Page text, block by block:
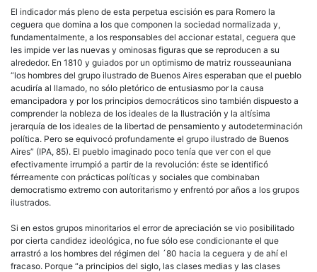
El indicador más pleno de esta perpetua escisión es para Romero la
ceguera que domina a los que componen la sociedad normalizada y,
fundamentalmente, a los responsables del accionar estatal, ceguera que
les impide ver las nuevas y ominosas figuras que se reproducen a su
alrededor. En 1810 y guiados por un optimismo de matriz rousseauniana
“los hombres del grupo ilustrado de Buenos Aires esperaban que el pueblo
acudiría al llamado, no sólo pletórico de entusiasmo por la causa
emancipadora y por los principios democráticos sino también dispuesto a
comprender la nobleza de los ideales de la Ilustración y la altísima
jerarquía de los ideales de la libertad de pensamiento y autodeterminación
política. Pero se equivocó profundamente el grupo ilustrado de Buenos
Aires” (IPA, 85). El pueblo imaginado poco tenía que ver con el que
efectivamente irrumpió a partir de la revolución: éste se identificó
férreamente con prácticas políticas y sociales que combinaban
democratismo extremo con autoritarismo y enfrentó por años a los grupos
ilustrados.
Si en estos grupos minoritarios el error de apreciación se vio posibilitado
por cierta candidez ideológica, no fue sólo ese condicionante el que
arrastró a los hombres del régimen del ´80 hacia la ceguera y de ahí el
fracaso. Porque “a principios del siglo, las clases medias y las clases